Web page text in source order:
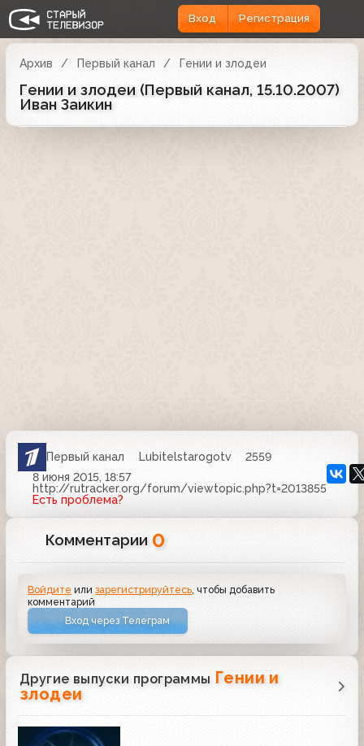
Вход Регистрация
Архив Первый канал Гении и злодеи
Гении и злодеи (Первый канал, 15.10.2007)
Иван Заикин
Первый канал Lubitelstarogotv
2559
8 июня 2015, 18:57
http://rutracker.org/forum/viewtopic.php?t=2013855
Есть проблема?
Комментарии 0
Войдите илизарегистрируйтесь , чтобы добавить
комментарий
Вход через Телеграм
Другие выпуски программы Гении и
злодеи